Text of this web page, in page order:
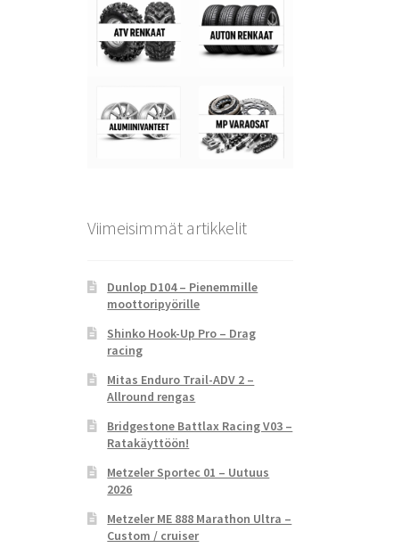
Viimeisimmät artikkelit
Dunlop D104 – Pienemmille
moottoripyörille
Shinko Hook-Up Pro – Drag
racing
Mitas Enduro Trail-ADV 2 –
Allround rengas
Bridgestone Battlax Racing V03 –
Ratakäyttöön!
Metzeler Sportec 01 – Uutuus
2026
Metzeler ME 888 Marathon Ultra –
Custom / cruiser